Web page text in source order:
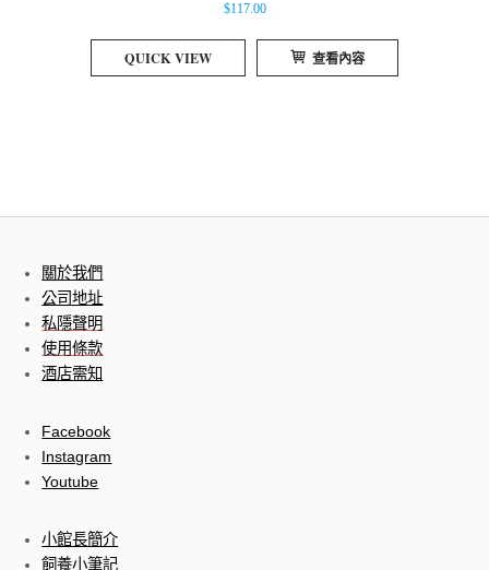
$117.00
QUICK VIEW 查看內容
關於我們
公司地址
私隱聲明
使用條款
酒店需知
Facebook
Instagram
Youtube
小館長簡介
飼養小筆記